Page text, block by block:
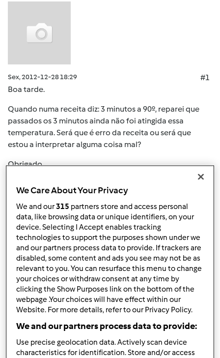
Sex, 2012-12-28 18:29
#1
Boa tarde.
Quando numa receita diz: 3 minutos a 90º, reparei que
passados os 3 minutos ainda não foi atingida essa
temperatura. Será que é erro da receita ou será que
estou a interpretar alguma coisa mal?
Obrigado
Topo
Iniciar sessãoou registe-se aquipara escrever
comentários
mortagua (não
verificado)
Sex, 2012-12-28 20:09
We Care About Your Privacy
We and our315 partners store and access personal
data, like browsing data or unique identifiers, on your
device. Selecting I Accept enables tracking
technologies to support the purposes shown under we
and our partners process data to provide. If trackers are
disabled, some content and ads you see may not be as
relevant to you. You can resurface this menu to change
your choices or withdraw consent at any time by
clicking the Show Purposes link on the bottom of the
webpage .Your choices will have effect within our
Website. For more details, refer to our Privacy Policy.
We and our partners process data to provide:
Use precise geolocation data. Actively scan device
characteristics for identification. Store and/or access